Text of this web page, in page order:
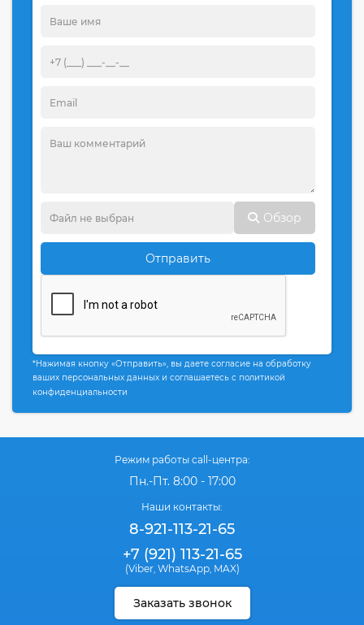
Обзор
Отправить
*Нажимая кнопку «Отправить», вы даете согласие на обработку
ваших персональных данных и соглашаетесь с политикой
конфиденциальности
Режим работы call-центра:
Пн.-Пт. 8:00 - 17:00
Наши контакты:
8-921-113-21-65
+7 (921) 113-21-65
(Viber, WhatsApp, MAX)
Заказать звонок